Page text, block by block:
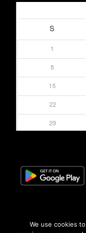
S
1
8
15
22
29
© সর্বস্বত্ব সংরক্ষিত । এই
We use cookies